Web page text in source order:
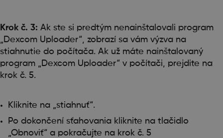
Krok č. 3: Ak ste si predtým nenainštalovali program
„Dexcom Uploader“, zobrazí sa vám výzva na
stiahnutie do počítača. Ak už máte nainštalovaný
program „Dexcom Uploader“ v počítači, prejdite na
krok č. 5.
Kliknite na „stiahnuť“.
Po dokončení sťahovania kliknite na tlačidlo
„Obnoviť“ a pokračujte na krok č. 5